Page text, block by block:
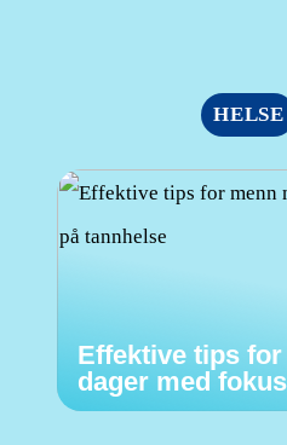
HELSE
Effektive tips
dager med